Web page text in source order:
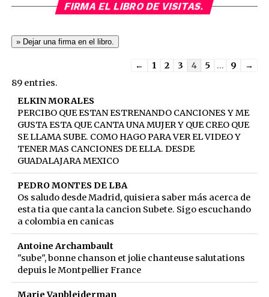
FIRMA EL LIBRO DE VISITAS.
Guestbook
← 1 2 3 4 5 ... 9
→
89 entries.
ELKIN MORALES
PERCIBO QUE ESTAN ESTRENANDO CANCIONES Y ME
GUSTA ESTA QUE CANTA UNA MUJER Y QUE CREO QUE
SE LLAMA SUBE. COMO HAGO PARA VER EL VIDEO Y
TENER MAS CANCIONES DE ELLA. DESDE
GUADALAJARA MEXICO
PEDRO MONTES DE LBA
Os saludo desde Madrid, quisiera saber más acerca de
esta tia que canta la cancion Subete. Sigo escuchando
a colombia en canicas
Antoine Archambault
"sube", bonne chanson et jolie chanteuse salutations
depuis le Montpellier France
Marie Vanbleiderman